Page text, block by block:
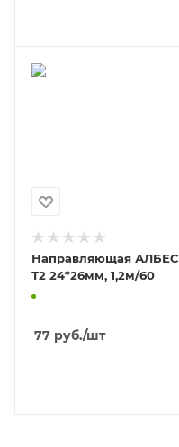
Направляющая АЛБЕС
Т2 24*26мм, 1,2м/60
77 руб./шт